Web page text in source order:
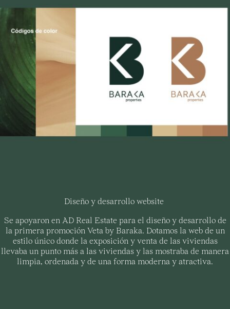
Diseño y desarrollo website
Se apoyaron en AD Real Estate para el diseño y desarrollo de
la primera promoción Veta by Baraka. Dotamos la web de un
estilo único donde la exposición y venta de las viviendas
llevaba un punto más a las viviendas y las mostraba de manera
limpia, ordenada y de una forma moderna y atractiva.